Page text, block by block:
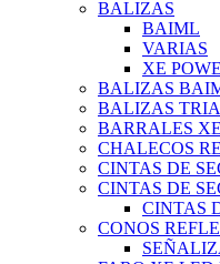
BALIZAS
BAIML
VARIAS
XE
BALIZAS
BALIZAS
BARRALES
CHALECOS
CINTAS DE
CINTAS DE
CINTAS
CONOS